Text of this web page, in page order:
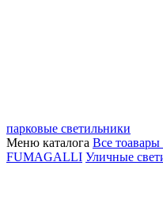
парковые светильники
Меню каталога Все тоавары
FUMAGALLI Уличные